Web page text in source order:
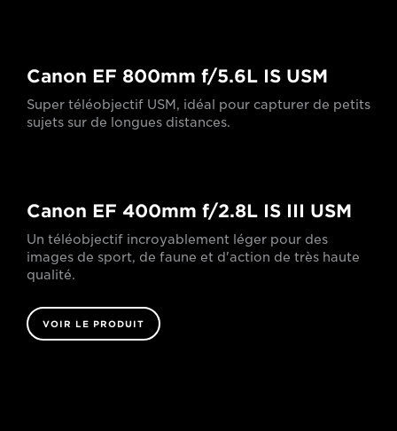
Canon EF 800mm f/5.6L IS USM
Super téléobjectif USM, idéal pour capturer de petits
sujets sur de longues distances.
Canon EF 400mm f/2.8L IS III USM
Un téléobjectif incroyablement léger pour des
images de sport, de faune et d'action de très haute
qualité.
VOIR LE PRODUIT